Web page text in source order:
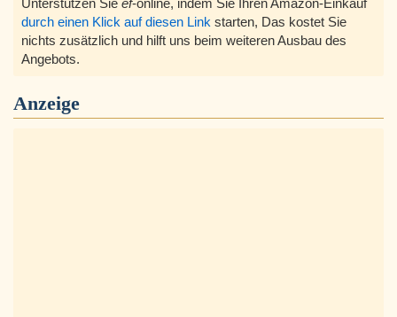
Unterstützen Sie ef-online, indem Sie Ihren Amazon-Einkauf
durch einen Klick auf diesen Link starten, Das kostet Sie
nichts zusätzlich und hilft uns beim weiteren Ausbau des
Angebots.
Anzeige